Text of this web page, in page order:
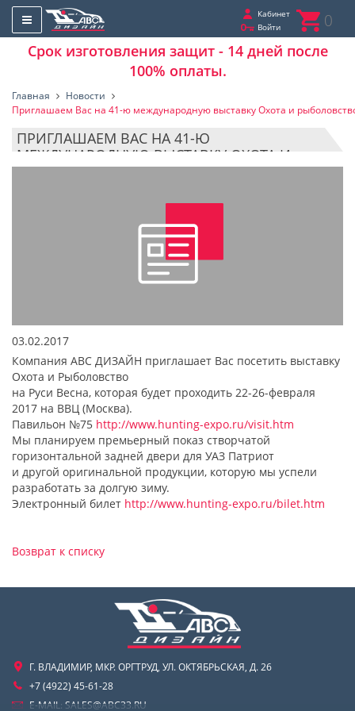
Кабинет
Войти
0
Срок изготовления защит - 14 дней после
100% оплаты.
Главная
Новости
Приглашаем Вас на 41-ю международную выставку Охота и
ПРИГЛАШАЕМ ВАС НА 41-Ю
МЕЖДУНАРОДНУЮ ВЫСТАВКУ ОХОТА И
РЫБОЛОВСТВО НА РУСИ 2017 ВВЦ.
03.02.2017
Компания АВС ДИЗАЙН приглашает Вас посетить выставку
Охота и Рыболовство
на Руси Весна, которая будет проходить 22-26-февраля
2017 на ВВЦ (Москва).
Павильон №75 http://www.hunting-expo.ru/visit.htm
Мы планируем премьерный показ створчатой
горизонтальной задней двери для УАЗ Патриот
и другой оригинальной продукции, которую мы успели
разработать за долгую зиму.
Электронный билет http://www.hunting-expo.ru/bilet.htm
Возврат к списку
Г. ВЛАДИМИР, МКР. ОРГТРУД, УЛ. ОКТЯБРЬСКАЯ, Д. 26
+7 (4922) 45-61-28
E-MAIL: SALES@ABC33.RU